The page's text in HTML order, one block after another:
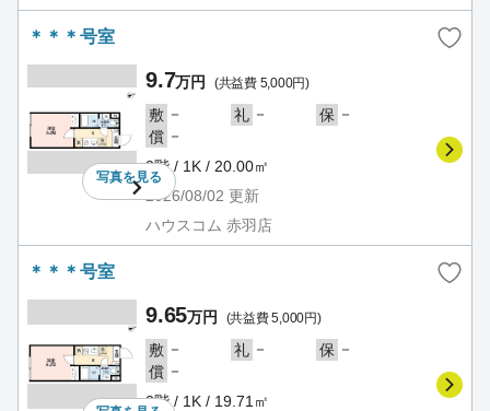
＊＊＊号室
写真を見る
9.7万円 (共益費 5,000円)
敷 － 礼 － 保 －
償 －
3階 / 1K / 20.00㎡
2026/08/02 更新
ハウスコム 赤羽店
＊＊＊号室
9.65万円 (共益費 5,000円)
敷 － 礼 － 保 －
償 －
3階 / 1K / 19.71㎡